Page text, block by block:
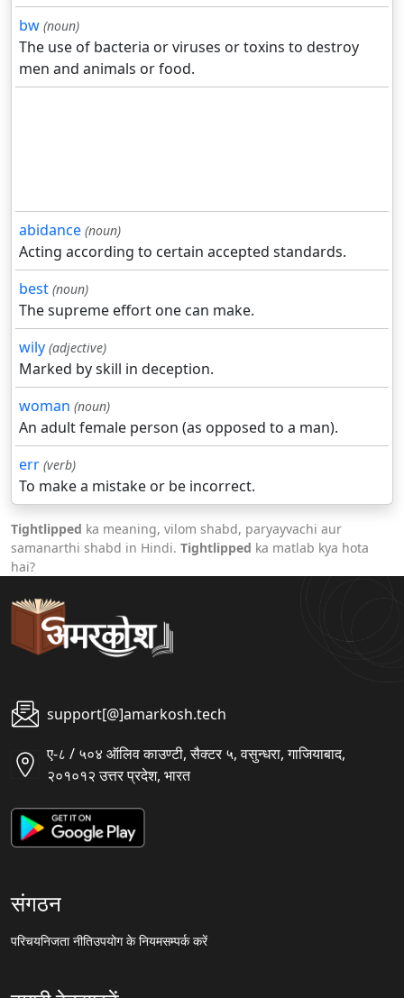
bw (noun)
The use of bacteria or viruses or toxins to destroy
men and animals or food.
abidance (noun)
Acting according to certain accepted standards.
best (noun)
The supreme effort one can make.
wily (adjective)
Marked by skill in deception.
woman (noun)
An adult female person (as opposed to a man).
err (verb)
To make a mistake or be incorrect.
Tightlipped ka meaning, vilom shabd, paryayvachi aur
samanarthi shabd in Hindi. Tightlipped ka matlab kya hota
hai?
support[@]amarkosh.tech
ए-८ / ५०४ ऑलिव काउण्टी, सैक्टर ५, वसुन्धरा, गाजियाबाद,
२०१०१२ उत्तर प्रदेश, भारत
संगठन
परिचयनिजता नीतिउपयोग के नियमसम्पर्क करें